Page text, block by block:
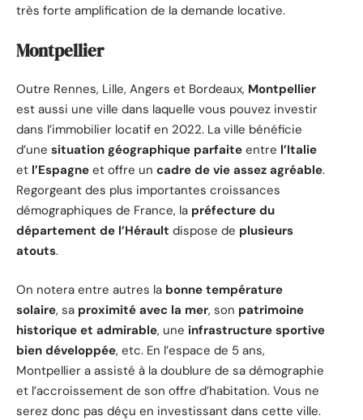
très forte amplification de la demande locative.
Montpellier
Outre Rennes, Lille, Angers et Bordeaux, Montpellier
est aussi une ville dans laquelle vous pouvez investir
dans l’immobilier locatif en 2022. La ville bénéficie
d’une situation géographique parfaite entre l’Italie
et l’Espagne et offre un cadre de vie assez agréable.
Regorgeant des plus importantes croissances
démographiques de France, la préfecture du
département de l’Hérault dispose de plusieurs
atouts.
On notera entre autres la bonne température
solaire, sa proximité avec la mer, son patrimoine
historique et admirable, une infrastructure sportive
bien développée, etc. En l’espace de 5 ans,
Montpellier a assisté à la doublure de sa démographie
et l’accroissement de son offre d’habitation. Vous ne
serez donc pas déçu en investissant dans cette ville.